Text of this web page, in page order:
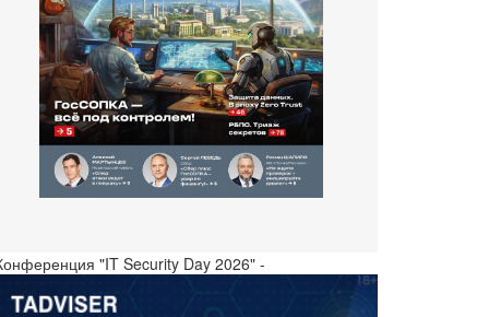
"IT Security Day 2026" -